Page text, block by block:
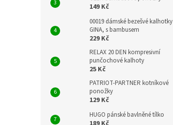
149 Kč
00019 dámské bezešvé kalhotky
GINA, s bambusem
229 Kč
RELAX 20 DEN kompresivní
punčochové kalhoty
25 Kč
PATRIOT-PARTNER kotníkové
ponožky
129 Kč
HUGO pánské bavlněné tílko